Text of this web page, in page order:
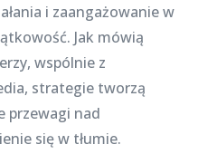
i zaangażowanie w
Jak mówią
wspólnie z
strategie tworzą
przewagi nad
się w tłumie.